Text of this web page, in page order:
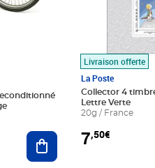
Ajouter au panier
Livraison offerte
La Poste
Collector 4
Lettre Verte
20g / France
7,50€